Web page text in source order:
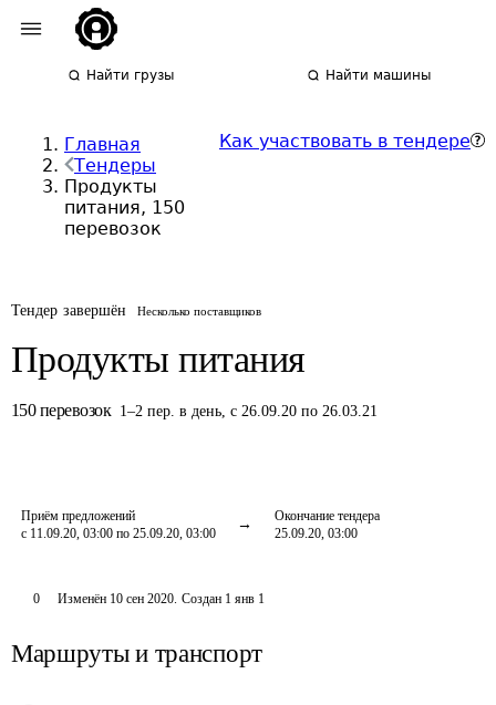
Найти грузы Найти машины
Главная
Тендеры
Продукты
питания, 150
перевозок
Как участвовать в тендере
Тендер завершён Несколько поставщиков
Продукты питания
150 перевозок 1–2 пер. в день,с 26.09.20 по 26.03.21
Приём предложений
с 11.09.20, 03:00 по 25.09.20, 03:00
Окончание тендера
25.09.20, 03:00
0 Изменён 10 сен 2020. Создан 1 янв 1
Маршруты и транспорт